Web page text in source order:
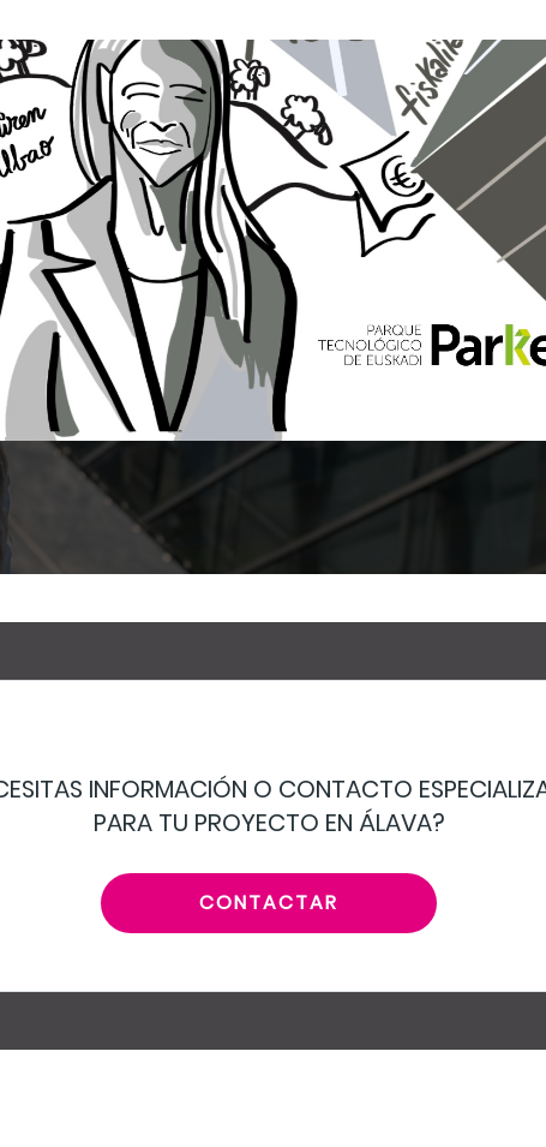
INFORMACIÓN O CONTACTO
PARA TU PROYECTO EN ÁLAVA?
CONTACTAR